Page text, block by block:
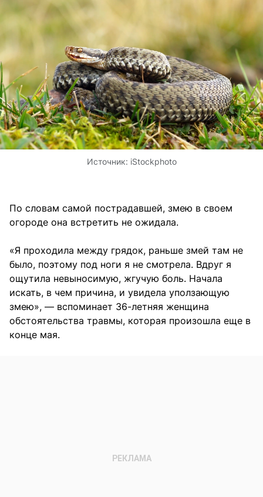
Источник: iStockphoto
По словам самой пострадавшей, змею в своем
огороде она встретить не ожидала.
«Я проходила между грядок, раньше змей там не
было, поэтому под ноги я не смотрела. Вдруг я
ощутила невыносимую, жгучую боль. Начала
искать, в чем причина, и увидела уползающую
змею», — вспоминает 36-летняя женщина
обстоятельства травмы, которая произошла еще в
конце мая.